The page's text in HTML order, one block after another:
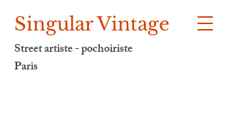
Singular Vintage
Street artiste - pochoiriste
Paris